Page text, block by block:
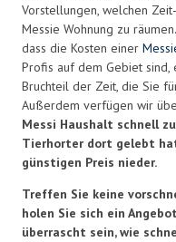
Vorstellungen, welchen
Messie Wohnung zu
dass die Kosten einer
Profis auf dem Gebiet
Bruchteil der Zeit, die Sie
Außerdem verfügen wir
Messi Haushalt schnell
Tierhorter dort gelebt
günstigen Preis nieder.
Treffen Sie keine
holen Sie sich ein
überrascht sein, wie